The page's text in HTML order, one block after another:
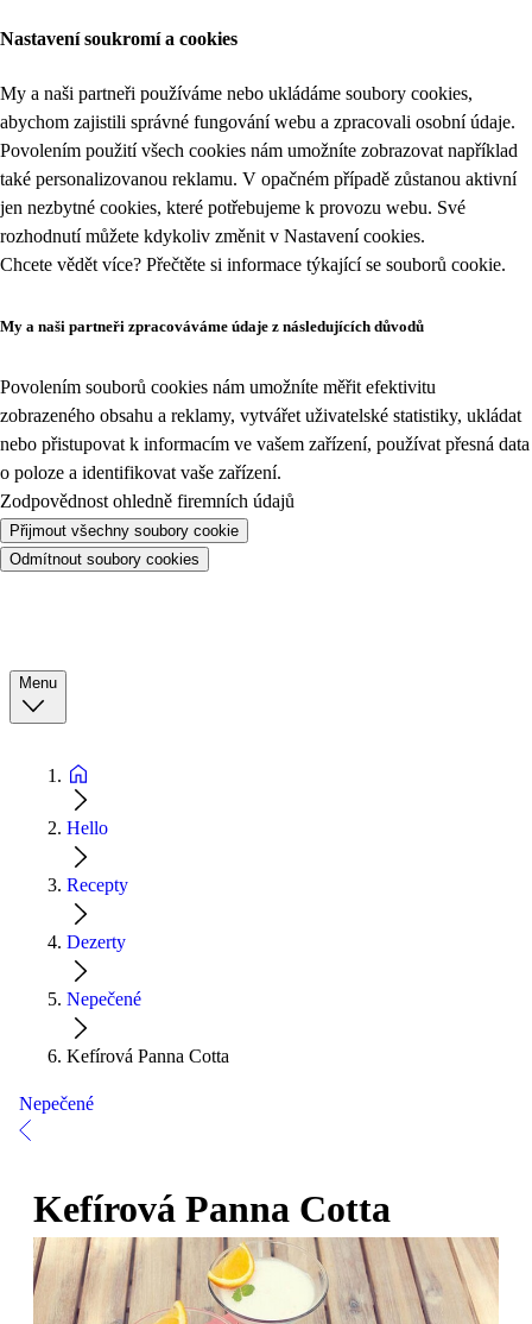
Nastavení soukromí a cookies
My a naši partneři používáme nebo ukládáme soubory cookies,
abychom zajistili správné fungování webu a zpracovali osobní údaje.
Povolením použití všech cookies nám umožníte zobrazovat například
také personalizovanou reklamu. V opačném případě zůstanou aktivní
jen nezbytné cookies, které potřebujeme k provozu webu. Své
rozhodnutí můžete kdykoliv změnit v Nastavení cookies.
Chcete vědět více? Přečtěte si informace týkající se souborů cookie.
My a naši partneři zpracováváme údaje z následujících důvodů
Povolením souborů cookies nám umožníte měřit efektivitu
zobrazeného obsahu a reklamy, vytvářet uživatelské statistiky, ukládat
nebo přistupovat k informacím ve vašem zařízení, používat přesná data
o poloze a identifikovat vaše zařízení.
Zodpovědnost ohledně firemních údajů
Přijmout všechny soubory cookie
Odmítnout soubory cookies
Menu
Hello
Recepty
Dezerty
Nepečené
Kefírová Panna Cotta
Nepečené
Kefírová Panna Cotta